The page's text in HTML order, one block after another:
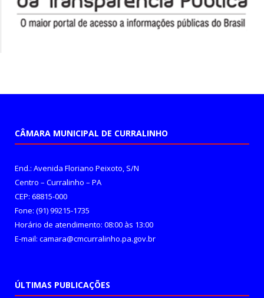
CÂMARA MUNICIPAL DE CURRALINHO
End.: Avenida Floriano Peixoto, S/N
Centro – Curralinho – PA
CEP: 68815-000
Fone: (91) 99215-1735
Horário de atendimento: 08:00 às 13:00
E-mail: camara@cmcurralinho.pa.gov.br
ÚLTIMAS PUBLICAÇÕES